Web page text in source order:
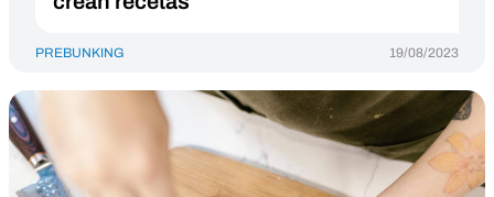
PREBUNKING 19/08/2023